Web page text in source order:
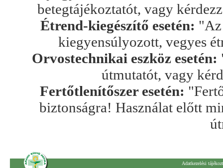
betegtájékoztatót, vagy
Étrend-kiegészítő esetén: "Az
kiegyensúlyozott, vegyes
Orvostechnikai eszköz esetén:
útmutatót, vagy
Fertőtlenítőszer esetén:
biztonságra! Használat előtt
Adatkezelési